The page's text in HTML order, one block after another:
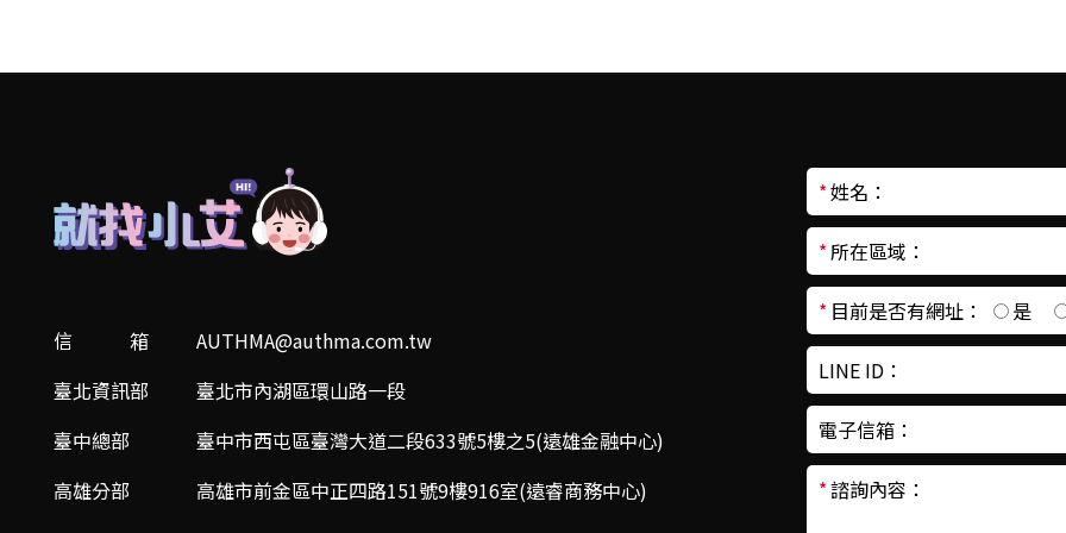
信 箱
AUTHMA@authma.com.tw
臺北資訊部
臺北市內湖區環山路一段
臺中總部
臺中市西屯區臺灣大道二段633號5樓之5(遠雄金融中心)
高雄分部
高雄市前金區中正四路151號9樓916室(遠睿商務中心)
*姓名：
*所在區域：
* 目前是否有網址： 是
LINE ID：
電子信箱：
*諮詢內容：